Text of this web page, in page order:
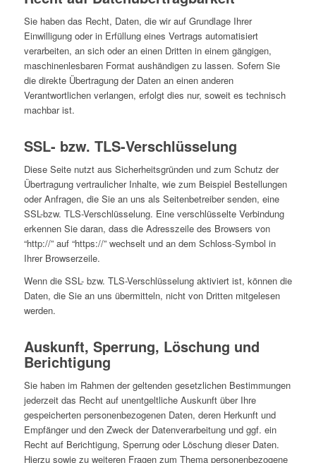
Sie haben das Recht, Daten, die wir auf Grundlage Ihrer
Einwilligung oder in Erfüllung eines Vertrags automatisiert
verarbeiten, an sich oder an einen Dritten in einem gängigen,
maschinenlesbaren Format aushändigen zu lassen. Sofern Sie
die direkte Übertragung der Daten an einen anderen
Verantwortlichen verlangen, erfolgt dies nur, soweit es technisch
machbar ist.
SSL- bzw. TLS-Verschlüsselung
Diese Seite nutzt aus Sicherheitsgründen und zum Schutz der
Übertragung vertraulicher Inhalte, wie zum Beispiel Bestellungen
oder Anfragen, die Sie an uns als Seitenbetreiber senden, eine
SSL-bzw. TLS-Verschlüsselung. Eine verschlüsselte Verbindung
erkennen Sie daran, dass die Adresszeile des Browsers von
“http://” auf “https://” wechselt und an dem Schloss-Symbol in
Ihrer Browserzeile.
Wenn die SSL- bzw. TLS-Verschlüsselung aktiviert ist, können die
Daten, die Sie an uns übermitteln, nicht von Dritten mitgelesen
werden.
Auskunft, Sperrung, Löschung und
Berichtigung
Sie haben im Rahmen der geltenden gesetzlichen Bestimmungen
jederzeit das Recht auf unentgeltliche Auskunft über Ihre
gespeicherten personenbezogenen Daten, deren Herkunft und
Empfänger und den Zweck der Datenverarbeitung und ggf. ein
Recht auf Berichtigung, Sperrung oder Löschung dieser Daten.
Hierzu sowie zu weiteren Fragen zum Thema personenbezogene